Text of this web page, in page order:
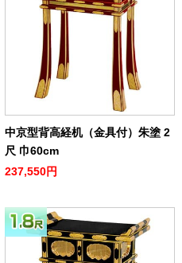
中京型背高経机（金具付）朱塗 2
尺 巾60cm
237,550円